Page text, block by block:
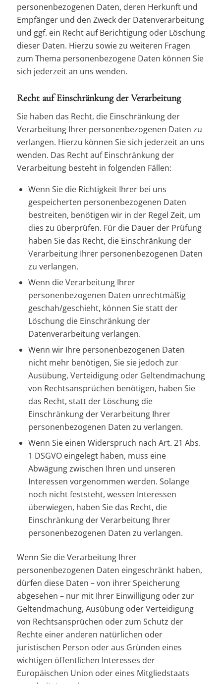
personenbezogenen Daten, deren Herkunft und
Empfänger und den Zweck der Datenverarbeitung
und ggf. ein Recht auf Berichtigung oder Löschung
dieser Daten. Hierzu sowie zu weiteren Fragen
zum Thema personenbezogene Daten können Sie
sich jederzeit an uns wenden.
Recht auf Einschränkung der Verarbeitung
Sie haben das Recht, die Einschränkung der
Verarbeitung Ihrer personenbezogenen Daten zu
verlangen. Hierzu können Sie sich jederzeit an uns
wenden. Das Recht auf Einschränkung der
Verarbeitung besteht in folgenden Fällen:
Wenn Sie die Richtigkeit Ihrer bei uns
gespeicherten personenbezogenen Daten
bestreiten, benötigen wir in der Regel Zeit, um
dies zu überprüfen. Für die Dauer der Prüfung
haben Sie das Recht, die Einschränkung der
Verarbeitung Ihrer personenbezogenen Daten
zu verlangen.
Wenn die Verarbeitung Ihrer
personenbezogenen Daten unrechtmäßig
geschah/geschieht, können Sie statt der
Löschung die Einschränkung der
Datenverarbeitung verlangen.
Wenn wir Ihre personenbezogenen Daten
nicht mehr benötigen, Sie sie jedoch zur
Ausübung, Verteidigung oder Geltendmachung
von Rechtsansprüchen benötigen, haben Sie
das Recht, statt der Löschung die
Einschränkung der Verarbeitung Ihrer
personenbezogenen Daten zu verlangen.
Wenn Sie einen Widerspruch nach Art. 21 Abs.
1 DSGVO eingelegt haben, muss eine
Abwägung zwischen Ihren und unseren
Interessen vorgenommen werden. Solange
noch nicht feststeht, wessen Interessen
überwiegen, haben Sie das Recht, die
Einschränkung der Verarbeitung Ihrer
personenbezogenen Daten zu verlangen.
Wenn Sie die Verarbeitung Ihrer
personenbezogenen Daten eingeschränkt haben,
dürfen diese Daten – von ihrer Speicherung
abgesehen – nur mit Ihrer Einwilligung oder zur
Geltendmachung, Ausübung oder Verteidigung
von Rechtsansprüchen oder zum Schutz der
Rechte einer anderen natürlichen oder
juristischen Person oder aus Gründen eines
wichtigen öffentlichen Interesses der
Europäischen Union oder eines Mitgliedstaats